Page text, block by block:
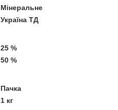
Мінеральне
Україна ТД
25 %
50 %
Пачка
1 кг